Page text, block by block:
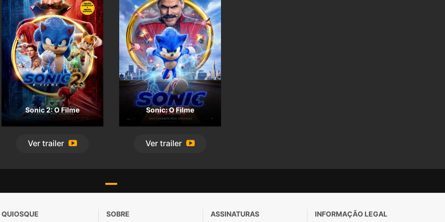
Sonic 2: O Filme
Ver trailer
Sonic: O Filme
Ver trailer
QUIOSQUE SOBRE ASSINATURAS INFORMAÇÃO LEGAL